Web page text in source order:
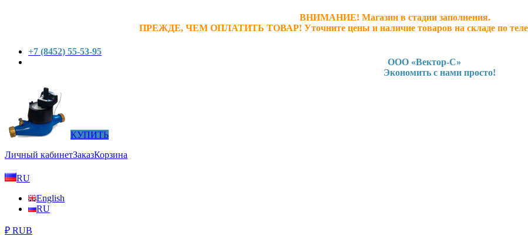
ВНИМАНИЕ! Магазин в стадии заполнения.
ПРЕЖДЕ, ЧЕМ ОПЛАТИТЬ ТОВАР! Уточните цены и наличие товаров на складе по
+7 (8452) 55-53-95
ООО «Вектор-С»
Экономить с нами просто!
КУПИТЬ
Личный кабинетЗаказКорзина
RU
English
RU
₽ RUB